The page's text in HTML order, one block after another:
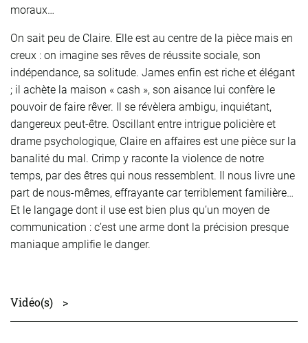
moraux…
On sait peu de Claire. Elle est au centre de la pièce mais en
creux : on imagine ses rêves de réussite sociale, son
indépendance, sa solitude. James enfin est riche et élégant
; il achète la maison « cash », son aisance lui confère le
pouvoir de faire rêver. Il se révèlera ambigu, inquiétant,
dangereux peut-être. Oscillant entre intrigue policière et
drame psychologique, Claire en affaires est une pièce sur la
banalité du mal. Crimp y raconte la violence de notre
temps, par des êtres qui nous ressemblent. Il nous livre une
part de nous-mêmes, effrayante car terriblement familière…
Et le langage dont il use est bien plus qu’un moyen de
communication : c’est une arme dont la précision presque
maniaque amplifie le danger.
Vidéo(s) >